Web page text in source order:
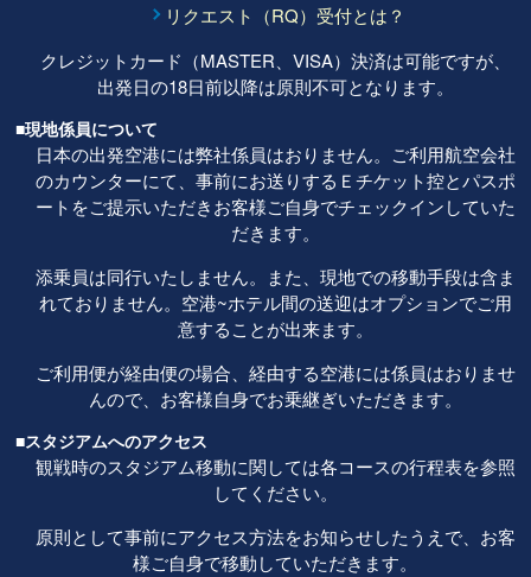
リクエスト（RQ）受付とは？
クレジットカード（MASTER、VISA）決済は可能ですが、
出発日の18日前以降は原則不可となります。
■現地係員について
日本の出発空港には弊社係員はおりません。ご利用航空会社
のカウンターにて、事前にお送りするＥチケット控とパスポ
ートをご提示いただきお客様ご自身でチェックインしていた
だきます。
添乗員は同行いたしません。また、現地での移動手段は含ま
れておりません。空港~ホテル間の送迎はオプションでご用
意することが出来ます。
ご利用便が経由便の場合、経由する空港には係員はおりませ
んので、お客様自身でお乗継ぎいただきます。
■スタジアムへのアクセス
観戦時のスタジアム移動に関しては各コースの行程表を参照
してください。
原則として事前にアクセス方法をお知らせしたうえで、お客
様ご自身で移動していただきます。